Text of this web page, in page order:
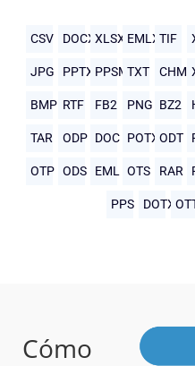
CSV DOCXXLSX EMLXTIF
JPG PPTX PPSMTXT CHM
BMP RTF FB2 PNG BZ2
TAR ODP DOC POTXODT
OTP ODS EML OTS RAR
PPS DOTX
Cómo